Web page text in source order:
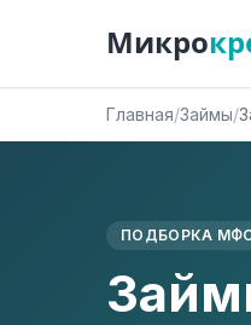
Микро
Главная/Займы/
ПОДБОРКА